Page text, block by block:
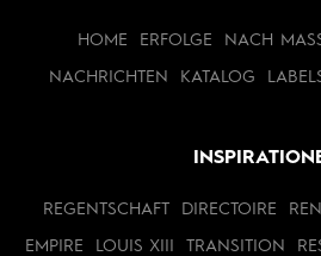
HOME ERFOLGE NACH MASS
NACHRICHTEN KATALOG
REGENTSCHAFT DIRECTOIRE
EMPIRE LOUIS XIII TRANSITION